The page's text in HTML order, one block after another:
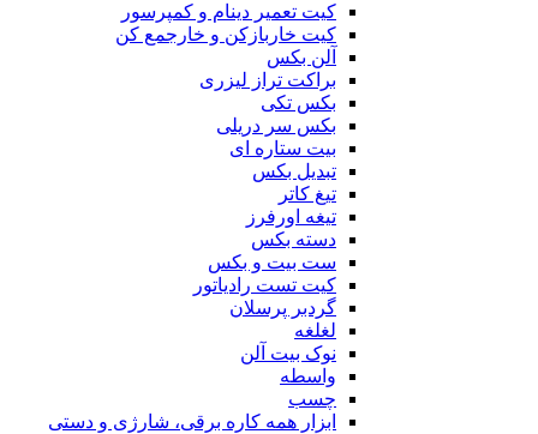
کیت تعمیر دینام و کمپرسور
کیت خاربازکن و خارجمع کن
آلن بکس
براکت تراز لیزری
بکس تکی
بکس سر دریلی
بیت ستاره ای
تبدیل بکس
تیغ کاتر
تیغه اورفرز
دسته بکس
ست بیت و بکس
کیت تست رادیاتور
گردبر پرسلان
لغلغه
نوک بیت آلن
واسطه
چسب
ابزار همه کاره برقی، شارژی و دستی